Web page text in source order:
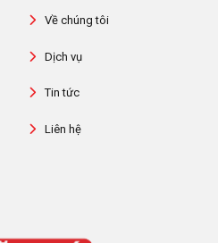
Về chúng tôi
Dịch vụ
Tin tức
Liên hệ